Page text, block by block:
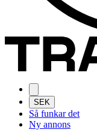
SEK
Så funkar det
Ny annons